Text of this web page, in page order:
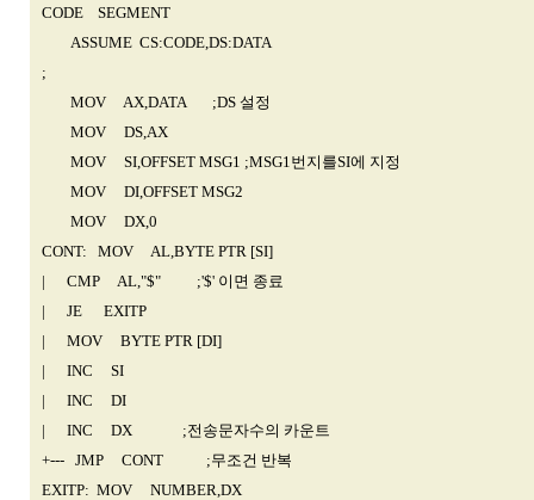
CODE SEGMENT
ASSUME CS:CODE,DS:DATA
;
MOV AX,DATA ;DS 설정
MOV DS,AX
MOV SI,OFFSET MSG1 ;MSG1번지를SI에 지정
MOV DI,OFFSET MSG2
MOV DX,0
CONT: MOV AL,BYTE PTR [SI]
| CMP AL,"$" ;'$' 이면 종료
| JE EXITP
| MOV BYTE PTR [DI]
| INC SI
| INC DI
| INC DX ;전송문자수의 카운트
+--- JMP CONT ;무조건 반복
EXITP: MOV NUMBER,DX